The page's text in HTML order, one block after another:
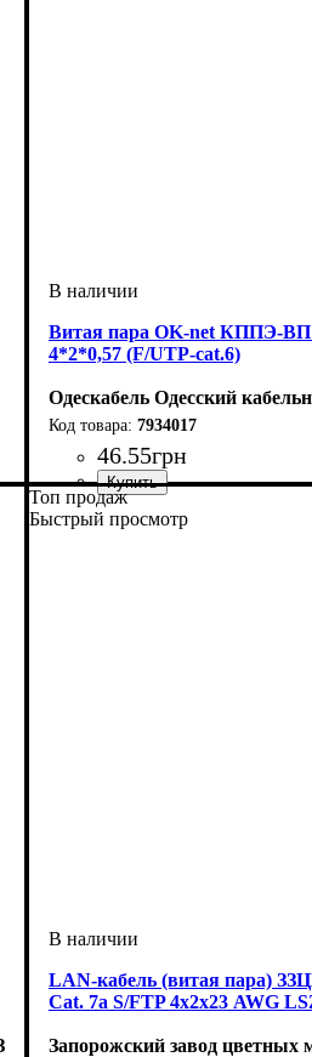
Витая пара OK-net КППЭ-
4*2*0,57 (F/UTP-cat.6)
Одескабель Одесский
7934017
46.55грн
Категория
Тип: F/UTP
Конструкция
Оболочка
Топ продаж
Быстрый просмотр
LAN-кабель (витая пара)
Cat. 7a S/FTP 4х2х23 AWG
Запорожский завод цветных